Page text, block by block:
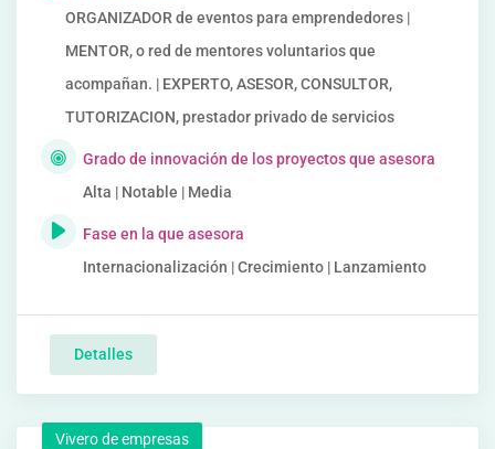
ORGANIZADOR de eventos para emprendedores |
MENTOR, o red de mentores voluntarios que
acompañan. | EXPERTO, ASESOR, CONSULTOR,
TUTORIZACION, prestador privado de servicios
Grado de innovación de los proyectos que asesora
Alta | Notable | Media
Fase en la que asesora
Internacionalización | Crecimiento | Lanzamiento
Detalles
Vivero de empresas